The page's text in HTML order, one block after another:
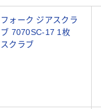
フォーク ジアスクラ
ブ 7070SC-17 1枚
スクラブ